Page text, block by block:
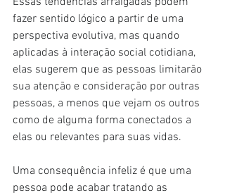
fazer sentido lógico a partir de uma
perspectiva evolutiva, mas quando
aplicadas à interação social cotidiana,
elas sugerem que as pessoas limitarão
sua atenção e consideração por outras
pessoas, a menos que vejam os outros
como de alguma forma conectados a
elas ou relevantes para suas vidas.
Uma consequência infeliz é que uma
pessoa pode acabar tratando as